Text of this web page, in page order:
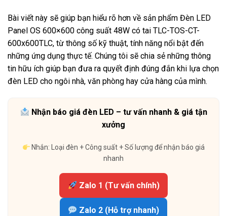
Bài viết này sẽ giúp bạn hiểu rõ hơn về sản phẩm Đèn LED
Panel OS 600×600 công suất 48W có tai TLC-TOS-CT-
600x600TLC, từ thông số kỹ thuật, tính năng nổi bật đến
những ứng dụng thực tế. Chúng tôi sẽ chia sẻ những thông
tin hữu ích giúp bạn đưa ra quyết định đúng đắn khi lựa chọn
đèn LED cho ngôi nhà, văn phòng hay cửa hàng của mình.
Nhận báo giá đèn LED – tư vấn nhanh & giá tận
xưởng
Nhắn: Loại đèn + Công suất + Số lượng để nhận báo giá
nhanh
Zalo 1 (Tư vấn chính)
Zalo 2 (Hỗ trợ nhanh)